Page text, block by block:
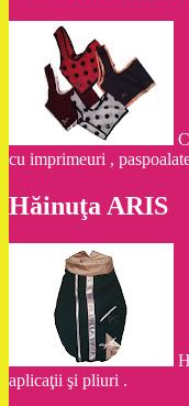
cu imprimeuri ,
Hăinuţa ARIS
aplicaţii şi pliuri .